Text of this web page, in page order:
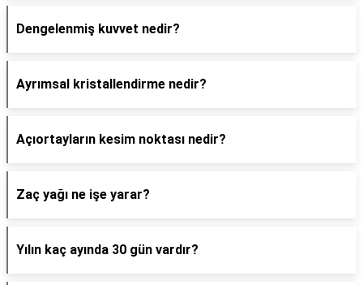
Dengelenmiş kuvvet nedir?
Ayrımsal kristallendirme nedir?
Açıortayların kesim noktası nedir?
Zaç yağı ne işe yarar?
Yılın kaç ayında 30 gün vardır?